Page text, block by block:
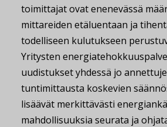
toimittajat ovat enenevässä
mittareiden etäluentaan ja
todelliseen kulutukseen
Yritysten
uudistukset yhdessä jo
tuntimittausta koskevien
lisäävät merkittävästi
mahdollisuuksia seurata ja